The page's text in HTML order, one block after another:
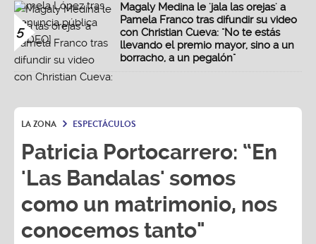
5
Magaly Medina le 'jala las orejas' a
Pamela Franco tras difundir su video
con Christian Cueva: "No te estás
llevando el premio mayor, sino a un
borracho, a un pegalón"
LA ZONA ESPECTÁCULOS
Patricia Portocarrero: “En
'Las Bandalas' somos
como un matrimonio, nos
conocemos tanto"